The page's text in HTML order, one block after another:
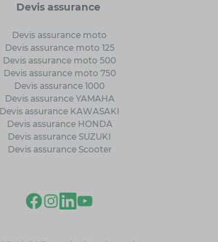
Devis assurance
Devis assurance moto
Devis assurance moto 125
Devis assurance moto 500
Devis assurance moto 750
Devis assurance 1000
Devis assurance YAMAHA
Devis assurance KAWASAKI
Devis assurance HONDA
Devis assurance SUZUKI
Devis assurance Scooter